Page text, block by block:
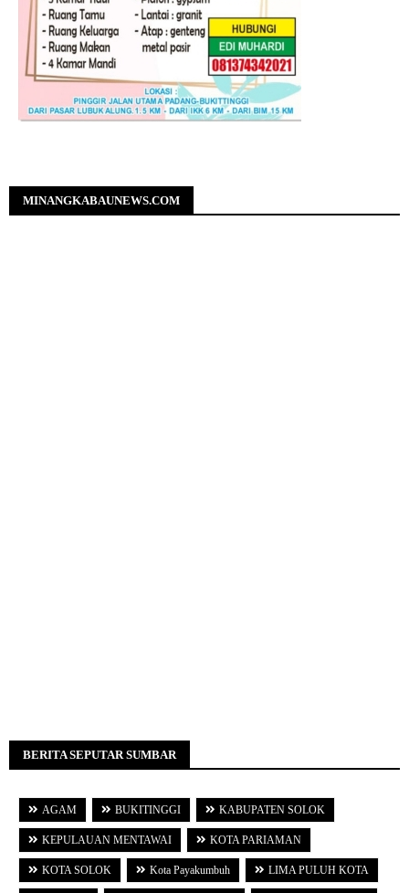
MINANGKABAUNEWS.COM
BERITA SEPUTAR SUMBAR
AGAM BUKITINGGI KABUPATEN SOLOK
KEPULAUAN MENTAWAI KOTA PARIAMAN
KOTA SOLOK Kota Payakumbuh LIMA PULUH KOTA